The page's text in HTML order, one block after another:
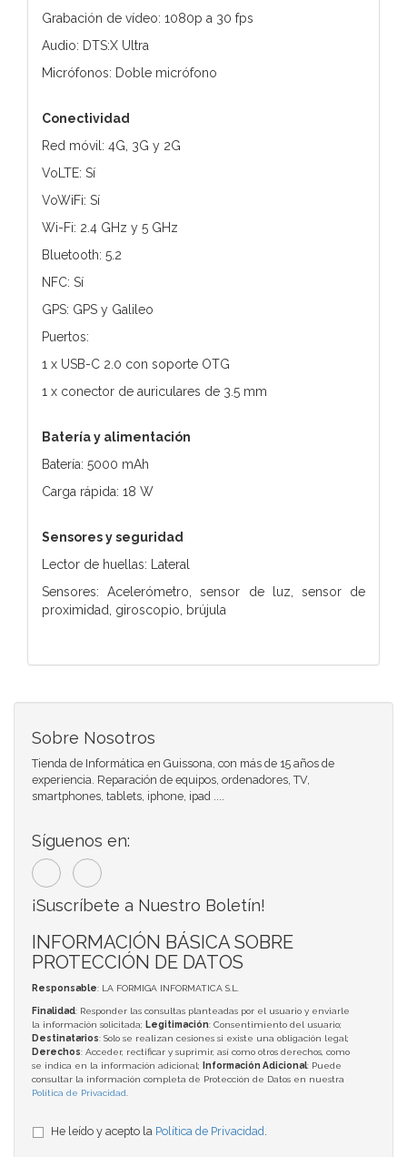
Grabación de vídeo: 1080p a 30 fps
Audio: DTS:X Ultra
Micrófonos: Doble micrófono
Conectividad
Red móvil: 4G, 3G y 2G
VoLTE: Sí
VoWiFi: Sí
Wi-Fi: 2.4 GHz y 5 GHz
Bluetooth: 5.2
NFC: Sí
GPS: GPS y Galileo
Puertos:
1 x USB-C 2.0 con soporte OTG
1 x conector de auriculares de 3.5 mm
Batería y alimentación
Batería: 5000 mAh
Carga rápida: 18 W
Sensores y seguridad
Lector de huellas: Lateral
Sensores: Acelerómetro, sensor de luz, sensor de
proximidad, giroscopio, brújula
Sobre Nosotros
Tienda de Informática en Guissona, con más de 15 años de
experiencia. Reparación de equipos, ordenadores, TV,
smartphones, tablets, iphone, ipad ....
Síguenos en:
¡Suscríbete a Nuestro Boletín!
INFORMACIÓN BÁSICA SOBRE
PROTECCIÓN DE DATOS
Responsable: LA FORMIGA INFORMATICA S.L.
Finalidad: Responder las consultas planteadas por el usuario y enviarle
la información solicitada; Legitimación: Consentimiento del usuario;
Destinatarios: Solo se realizan cesiones si existe una obligación legal;
Derechos: Acceder, rectificar y suprimir, así como otros derechos, como
se indica en la información adicional;
Información Adicional: Puede
consultar la información completa de Protección de Datos en nuestra
Política de Privacidad
He leído y acepto la Política de Privacidad